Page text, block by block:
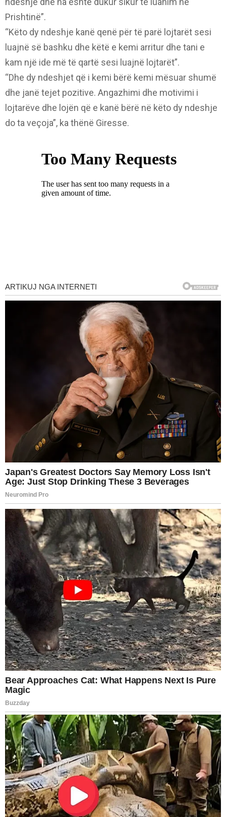
Prishtinë”.
“Këto dy ndeshje kanë qenë për të parë lojtarët sesi
luajnë së bashku dhe këtë e kemi arritur dhe tani e
kam një ide më të qartë sesi luajnë lojtarët”.
“Dhe dy ndeshjet që i kemi bërë kemi mësuar shumë
dhe janë tejet pozitive. Angazhimi dhe motivimi i
lojtarëve dhe lojën që e kanë bërë në këto dy ndeshje
do ta veçoja”, ka thënë Giresse.